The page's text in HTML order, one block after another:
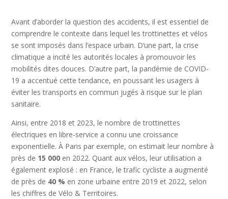
Avant d’aborder la question des accidents, il est essentiel de
comprendre le contexte dans lequel les trottinettes et vélos
se sont imposés dans l’espace urbain. D’une part, la crise
climatique a incité les autorités locales à promouvoir les
mobilités dites douces. D’autre part, la pandémie de COVID-
19 a accentué cette tendance, en poussant les usagers à
éviter les transports en commun jugés à risque sur le plan
sanitaire.
Ainsi, entre 2018 et 2023, le nombre de trottinettes
électriques en libre-service a connu une croissance
exponentielle. À Paris par exemple, on estimait leur nombre à
près de 15 000 en 2022. Quant aux vélos, leur utilisation a
également explosé : en France, le trafic cycliste a augmenté
de près de 40 % en zone urbaine entre 2019 et 2022, selon
les chiffres de Vélo & Territoires.